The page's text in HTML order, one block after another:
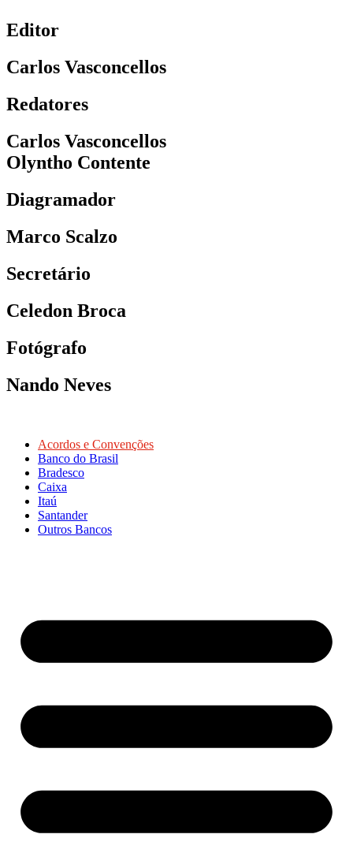
Editor
Carlos Vasconcellos
Redatores
Carlos Vasconcellos
Olyntho Contente
Diagramador
Marco Scalzo
Secretário
Celedon Broca
Fotógrafo
Nando Neves
Acordos e Convenções
Banco do Brasil
Bradesco
Caixa
Itaú
Santander
Outros Bancos